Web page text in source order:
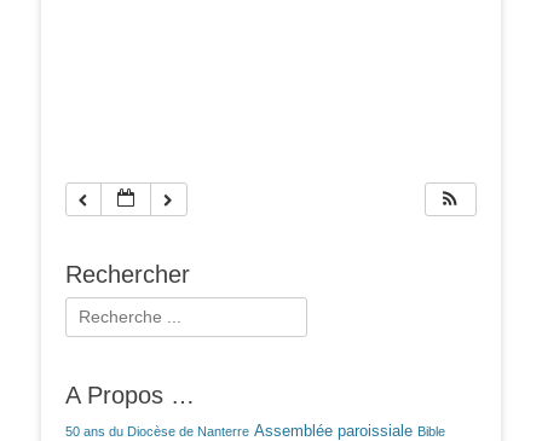
Rechercher
Rechercher :
A Propos …
50 ans du Diocèse de Nanterre Assemblée paroissiale Bible